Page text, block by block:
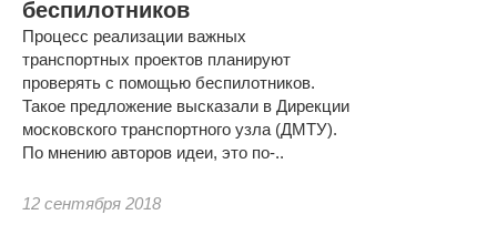
беспилотников
Процесс реализации важных
транспортных проектов планируют
проверять с помощью беспилотников.
Такое предложение высказали в Дирекции
московского транспортного узла (ДМТУ).
По мнению авторов идеи, это по-..
12 сентября 2018